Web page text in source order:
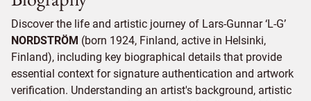
Discover the life and artistic journey of Lars-Gunnar ‘L-G’
NORDSTRÖM (born 1924, Finland, active in Helsinki,
Finland), including key biographical details that provide
essential context for signature authentication and artwork
verification. Understanding an artist's background, artistic